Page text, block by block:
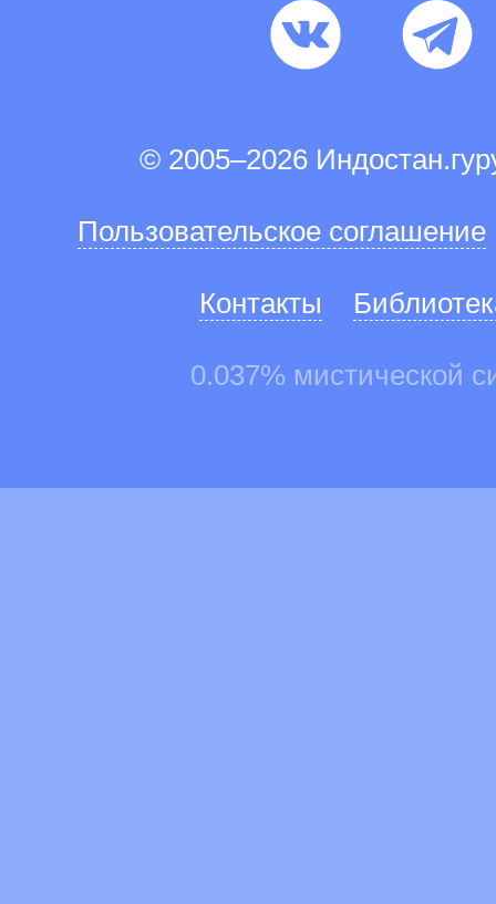
© 2005–2026
Пользовательское соглашение
Контакты
0.037% мистической